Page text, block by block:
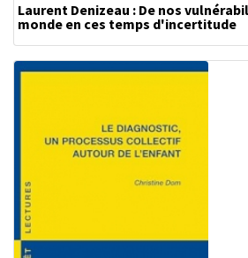
Laurent Denizeau : De nos
monde en ces temps d'incertitude